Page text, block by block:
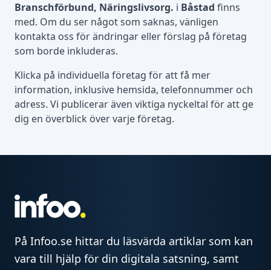
Branschförbund, Näringslivsorg. i Båstad finns
med. Om du ser något som saknas, vänligen
kontakta oss för ändringar eller förslag på företag
som borde inkluderas.
Klicka på individuella företag för att få mer
information, inklusive hemsida, telefonnummer och
adress. Vi publicerar även viktiga nyckeltal för att ge
dig en överblick över varje företag.
På Infoo.se hittar du läsvärda artiklar som kan
vara till hjälp för din digitala satsning, samt